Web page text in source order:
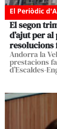
El Periòdic
El segon
d’ajut per
resolucions
Andorra la
prestacions
d’Escaldes-